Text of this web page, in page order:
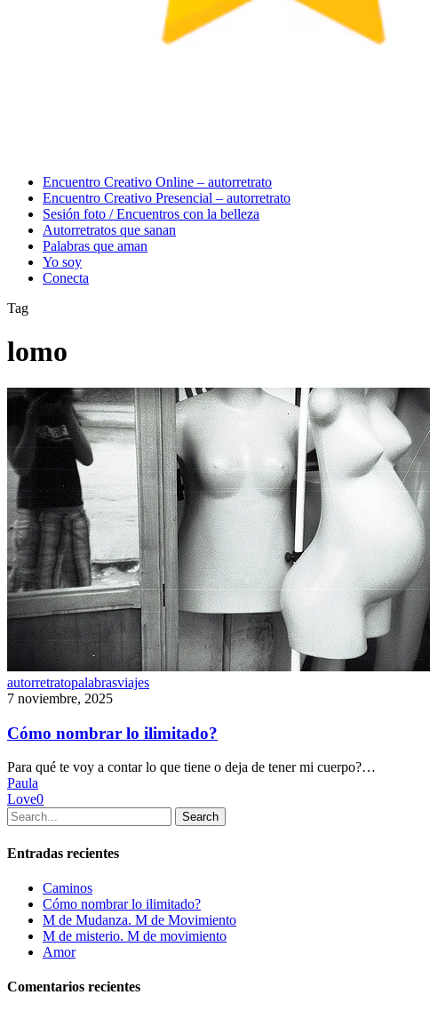
Menu
Encuentro Creativo Online – autorretrato
Encuentro Creativo Presencial – autorretrato
Sesión foto / Encuentros con la belleza
Autorretratos que sanan
Palabras que aman
Yo soy
Conecta
Tag
lomo
Cómo
nombrar
ilimitado?
autorretratopalabrasviajes
7 noviembre, 2025
Cómo nombrar lo ilimitado?
Para qué te voy a contar lo que tiene o deja de tener mi cuerpo?…
Paula
Love0
Search
Entradas recientes
Caminos
Cómo nombrar lo ilimitado?
M de Mudanza. M de Movimiento
M de misterio. M de movimiento
Amor
Comentarios recientes